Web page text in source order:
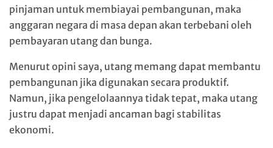
pinjaman untuk membiayai pembangunan, maka
anggaran negara di masa depan akan terbebani oleh
pembayaran utang dan bunga.
Menurut opini saya, utang memang dapat membantu
pembangunan jika digunakan secara produktif.
Namun, jika pengelolaannya tidak tepat, maka utang
justru dapat menjadi ancaman bagi stabilitas
ekonomi.